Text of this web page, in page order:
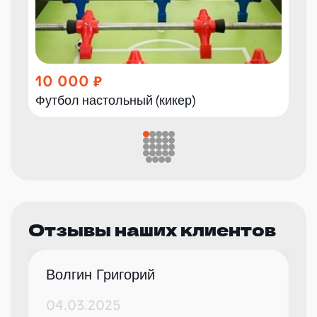
10 000
Футбол настольный (кикер)
Отзывы наших клиентов
Волгин Григорий
04.03.2025